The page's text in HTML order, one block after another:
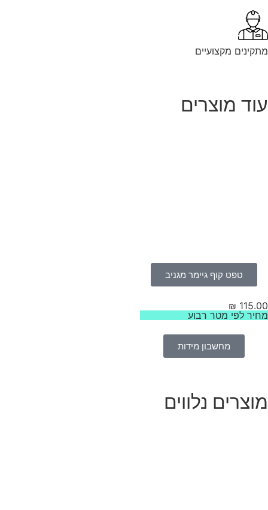
מקצועיים
מוצרים
טפט קוף גיימר מגניב
₪
לפי מטר רבוע
מחשבון מידות
נלווים